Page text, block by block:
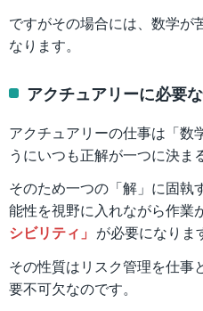
ですがその場合には、数学が
なります。
アクチュアリーに必要
アクチュアリーの仕事は「数
うにいつも正解が一つに決ま
そのため一つの「解」に固執
能性を視野に入れながら作業
シビリティ」 が必要になりま
その性質はリスク管理を仕事
要不可欠なのです。